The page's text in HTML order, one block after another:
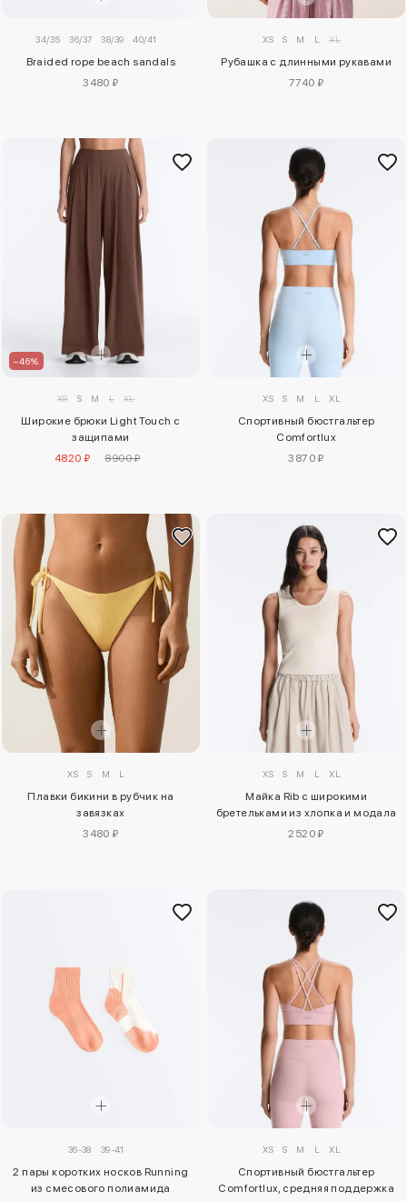
34/35 36/37 38/39 40/41
Braided rope beach sandals
3480 ₽
XS S M L XL
Рубашка с длинными рукавами
7740 ₽
–46%
XS S M L XL
Широкие брюки Light Touch с
защипами
4820 ₽
8900 ₽
XS S M L XL
Спортивный бюстгальтер
Comfortlux
3870 ₽
XS S M L
Плавки бикини в рубчик на
завязках
3480 ₽
XS S M L XL
Майка Rib с широкими
бретельками из хлопка и модала
2520 ₽
36-38 39-41
2 пары коротких носков Running
из смесового полиамида
XS S M L XL
Спортивный бюстгальтер
Comfortlux, средняя поддержка